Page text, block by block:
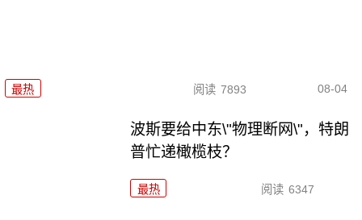
最热 阅读 7893 08-04
波斯要给中东\"物理断网\"，特朗
普忙递橄榄枝？
最热 阅读 6347